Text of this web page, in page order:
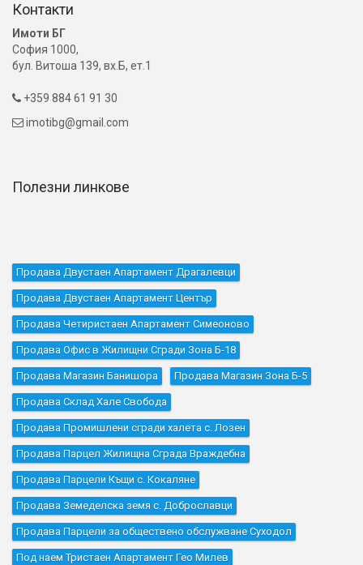
Контакти
Имоти БГ
София 1000,
бул. Витоша 139, вх.Б, ет.1
 +359 884 61 91 30
 imotibg@gmail.com
Полезни линкове
Продава Двустаен Апартамент Драгалевци
Продава Двустаен Апартамент Център
Продава Четиристаен Апартамент Симеоново
Продава Офис в Жилищни Сгради Зона Б-18
Продава Магазин Банишора Продава Магазин Зона Б-5
Продава Склад Хале Свобода
Продава Промишлени сгради халета с. Лозен
Продава Парцел Жилищна Сграда Враждебна
Продава Парцели Къщи с. Кокаляне
Продава Земеделска земя с. Доброславци
Продава Парцели за обществено обслужване Суходол
Под наем Тристаен Апартамент Гео Милев